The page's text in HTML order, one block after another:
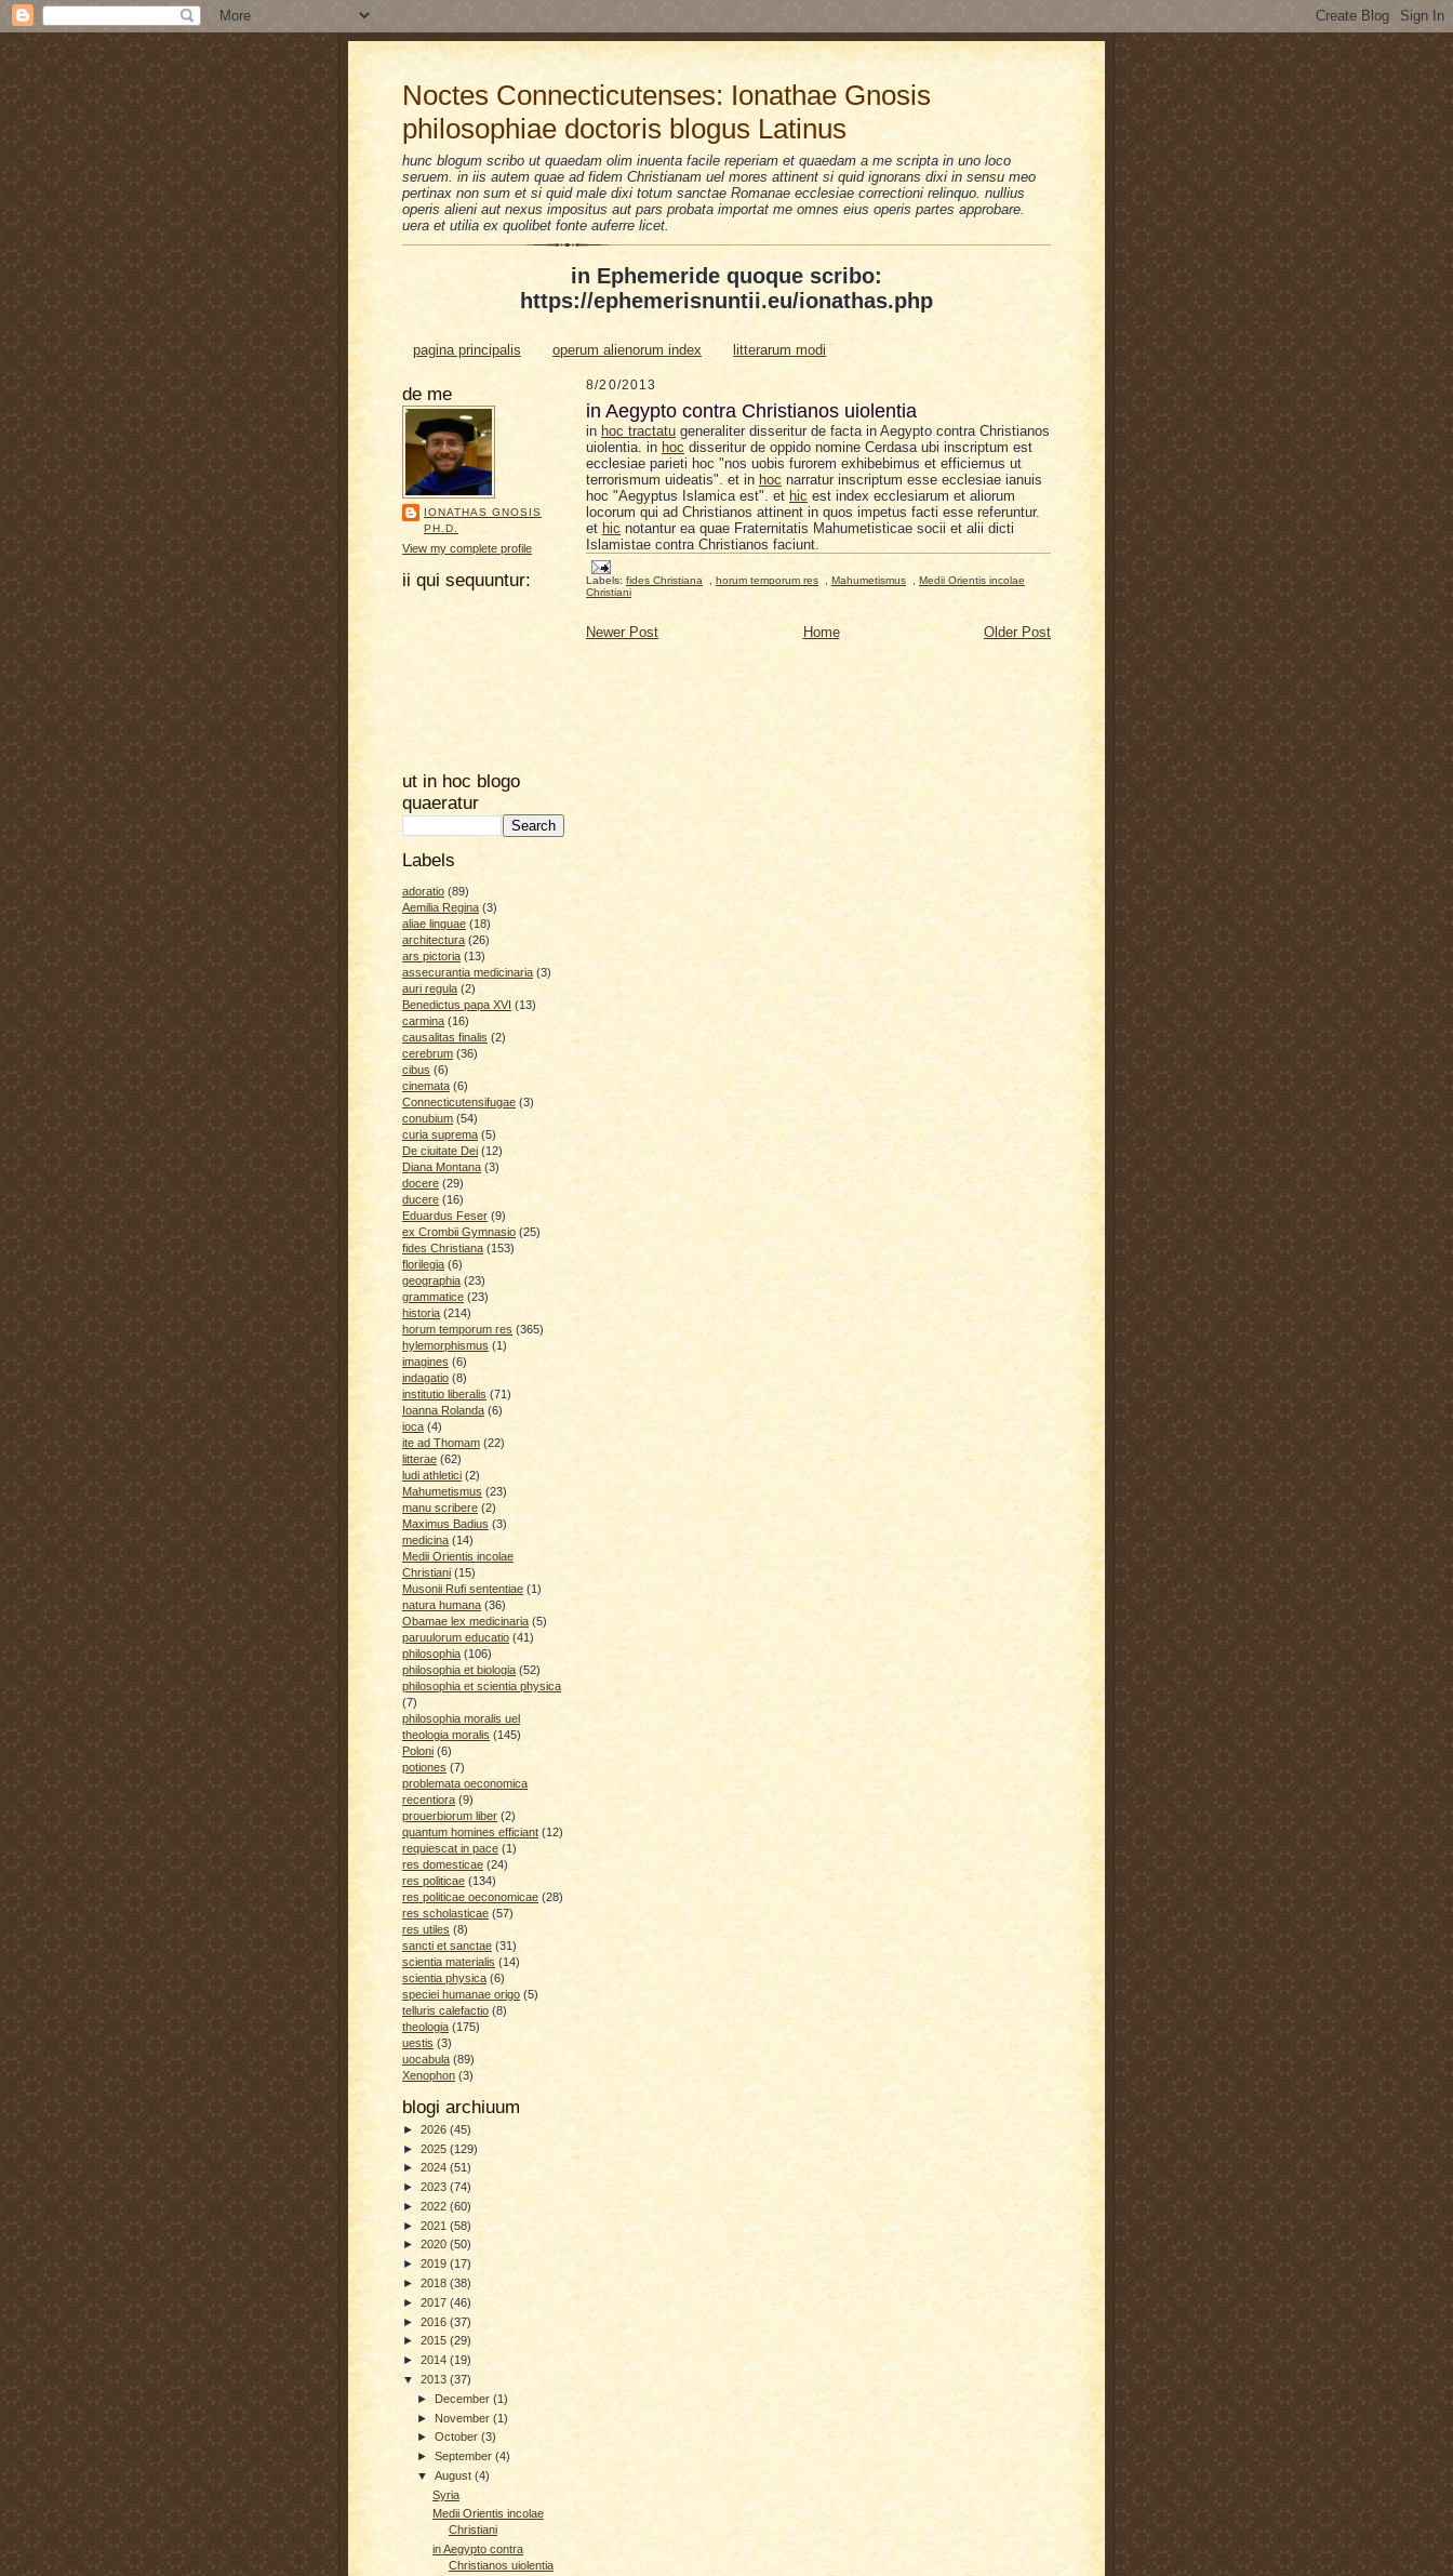
Noctes Connecticutenses: Ionathae Gnosis
philosophiae doctoris blogus Latinus
hunc blogum scribo ut quaedam olim inuenta facile reperiam et quaedam a me scripta in uno loco
seruem. in iis autem quae ad fidem Christianam uel mores attinent si quid ignorans dixi in sensu meo
pertinax non sum et si quid male dixi totum sanctae Romanae ecclesiae correctioni relinquo. nullius
operis alieni aut nexus impositus aut pars probata importat me omnes eius operis partes approbare.
uera et utilia ex quolibet fonte auferre licet.
in Ephemeride quoque scribo:
https://ephemerisnuntii.eu/ionathas.php
pagina principalis operum alienorum index litterarum modi
de me
IONATHAS GNOSIS
PH.D.
View my complete profile
ii qui sequuntur:
ut in hoc blogo
quaeratur
Labels
adoratio (89)
Aemilia Regina (3)
aliae linguae (18)
architectura (26)
ars pictoria (13)
assecurantia medicinaria (3)
auri regula (2)
Benedictus papa XVI (13)
carmina (16)
causalitas finalis (2)
cerebrum (36)
cibus (6)
cinemata (6)
Connecticutensifugae (3)
conubium (54)
curia suprema (5)
De ciuitate Dei (12)
Diana Montana (3)
docere (29)
ducere (16)
Eduardus Feser (9)
ex Crombii Gymnasio (25)
fides Christiana (153)
florilegia (6)
geographia (23)
grammatice (23)
historia (214)
horum temporum res (365)
hylemorphismus (1)
imagines (6)
indagatio (8)
institutio liberalis (71)
Ioanna Rolanda (6)
ioca (4)
ite ad Thomam (22)
litterae (62)
ludi athletici (2)
Mahumetismus (23)
manu scribere (2)
Maximus Badius (3)
medicina (14)
Medii Orientis incolae
Christiani (15)
Musonii Rufi sententiae (1)
natura humana (36)
Obamae lex medicinaria (5)
paruulorum educatio (41)
philosophia (106)
philosophia et biologia (52)
philosophia et scientia physica
(7)
philosophia moralis uel
theologia moralis (145)
Poloni (6)
potiones (7)
problemata oeconomica
recentiora (9)
prouerbiorum liber (2)
quantum homines efficiant (12)
requiescat in pace (1)
res domesticae (24)
res politicae (134)
res politicae oeconomicae (28)
res scholasticae (57)
res utiles (8)
sancti et sanctae (31)
scientia materialis (14)
scientia physica (6)
speciei humanae origo (5)
telluris calefactio (8)
theologia (175)
uestis (3)
uocabula (89)
Xenophon (3)
blogi archiuum
► 2026 (45)
► 2025 (129)
► 2024 (51)
► 2023 (74)
► 2022 (60)
► 2021 (58)
► 2020 (50)
► 2019 (17)
► 2018 (38)
► 2017 (46)
► 2016 (37)
► 2015 (29)
► 2014 (19)
▼ 2013 (37)
►December(1)
►November(1)
►October(3)
►September(4)
▼August(4)
Syria
Medii Orientis incolae
Christiani
in Aegypto contra
Christianos uiolentia
8/20/2013
in Aegypto contra Christianos uiolentia
in hoc tractatu generaliter disseritur de facta in Aegypto contra Christianos
uiolentia. in hoc disseritur de oppido nomine Cerdasa ubi inscriptum est
ecclesiae parieti hoc "nos uobis furorem exhibebimus et efficiemus ut
terrorismum uideatis". et in hoc narratur inscriptum esse ecclesiae ianuis
hoc "Aegyptus Islamica est". et hic est index ecclesiarum et aliorum
locorum qui ad Christianos attinent in quos impetus facti esse referuntur.
et hic notantur ea quae Fraternitatis Mahumetisticae socii et alii dicti
Islamistae contra Christianos faciunt.
Labels: fides Christiana horum temporum res Mahumetismus
Medii Orientis incolae
Christiani
Newer Post Older Post
Home